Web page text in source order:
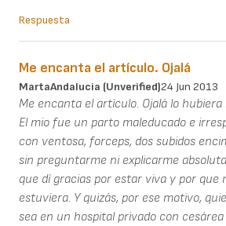
Respuesta
Me encanta el artículo. Ojalá
MartaAndalucia (unverified)24 Jun 2013
Me encanta el artículo. Ojalá lo hubiera
El mio fue un parto maleducado e
con ventosa, forceps, dos subidos
sin preguntarme ni explicarme
que dí gracias por estar viva y por que
estuviera. Y quizás, por ese motivo,
sea en un hospital privado con